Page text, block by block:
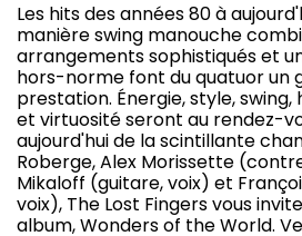
Les hits des années 80 à
manière swing manouche
arrangements sophistiqués et
hors-norme font du quatuor un
prestation. Énergie, style,
et virtuosité seront au rendez-
aujourd'hui de la scintillante
Roberge, Alex Morissette
Mikaloff (guitare, voix) et
voix), The Lost Fingers vous
album, Wonders of the World.